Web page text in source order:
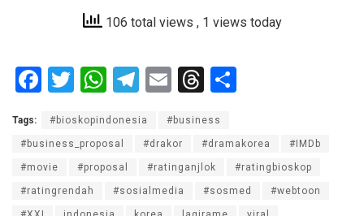
106 total views , 1 views today
F
ce
b
o
o
T
tt
er
W
at
s
A
p
T
e
gr
a
m
E
ail
T
e
a
d
s
ar
e
Tags: #bioskopindonesia #business
#business_proposal #drakor #dramakorea #IMDb
#movie #proposal #ratinganjlok #ratingbioskop
#ratingrendah #sosialmedia #sosmed #webtoon